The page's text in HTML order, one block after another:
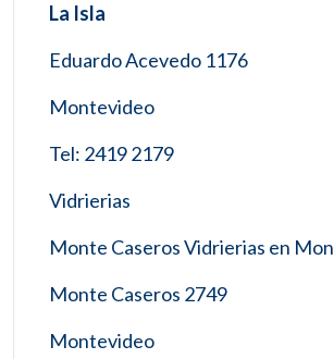
La Isla
Eduardo Acevedo 1176
Montevideo
Tel: 2419 2179
Vidrierias
Monte Caseros Vidrierias en
Monte Caseros 2749
Montevideo